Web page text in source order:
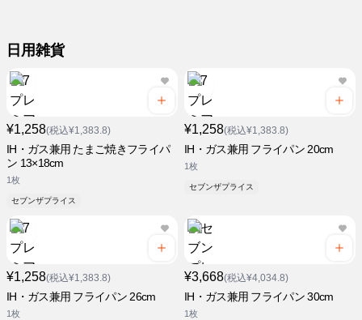
日用雑貨
¥1,258(税込¥1,383.8)
IH・ガス兼用 たまご焼きフライパ
ン 13×18cm
1枚
セブンザプライス
¥1,258(税込¥1,383.8)
IH・ガス兼用 フライパン 20cm
1枚
セブンザプライス
¥1,258(税込¥1,383.8)
IH・ガス兼用 フライパン 26cm
1枚
¥3,668(税込¥4,034.8)
IH・ガス兼用 フライパン 30cm
1枚